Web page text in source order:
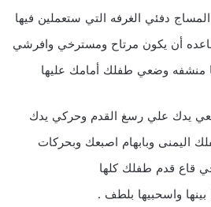
دفئي الغرفه التي ستعملين فيها
أن يكون مرتاح ومسترخي وافرشي
منشفه وضعي طفلك أمامك عليها
يدك علي رسغ القدم وحركي يدك
اليمنى وبابهام اصبعك وبحركات
قاع قدم طفلك كلها
واسحبيها بلطف .